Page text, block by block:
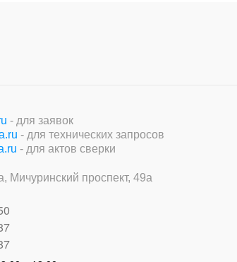
- для заявок
- для технических запросов
- для актов сверки
Мичуринский проспект, 49а